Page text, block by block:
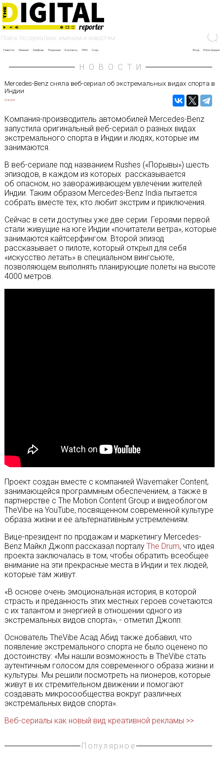
Новости Мнение Лайфхак Рецензии Контакты PRO О нас Вход Регистрация
НОВОСТИ
Mercedes-Benz сняла веб-сериал об экстремальных видах спорта в
Индии
01/05/2018
Компания-производитель автомобилей Mercedes-Benz
запустила оригинальный веб-сериал о разных видах
экстремального спорта в Индии и людях, которые им
занимаются.
В веб-сериале под названием Rushes («Порывы») шесть
эпизодов, в каждом из которых рассказывается
об опасном, но завораживающем увлечении жителей
Индии. Таким образом Mercedes-Benz India пытается
собрать вместе тех, кто любит экстрим и приключения.
Сейчас в сети доступны уже две серии. Героями первой
стали живущие на юге Индии «почитатели ветра», которые
занимаются кайтсерфингом. Второй эпизод
рассказывает о пилоте, который открыл для себя
«искусство летать» в специальном вингсьюте,
позволяющем выполнять планирующие полеты на высоте
4000 метров.
Проект создан вместе с компанией Wavemaker Content,
занимающейся программным обеспечением, а также в
партнерстве с The Motion Content Group и видеоблогом
TheVibe на YouTube, посвященном современной культуре
образа жизни и ее альтернативным устремлениям.
Вице-президент по продажам и маркетингу Mercedes-
Benz Майкл Джопп рассказал порталу The Drum, что идея
проекта заключалась в том, чтобы обратить всеобщее
внимание на эти прекрасные места в Индии и тех людей,
которые там живут.
«В основе очень эмоциональная история, в которой
страсть и преданность этих местных героев сочетаются
с их талантом и энергией в отношении одного из
экстремальных видов спорта», - отметил Джопп.
Основатель TheVibe Асад Абид также добавил, что
появление экстремального спорта не было оценено по
достоинству: «Мы нашли возможность в TheVibe стать
аутентичным голосом для современного образа жизни и
культуры. Мы решили посмотреть на пионеров, которые
живут в их стремительном движении и помогают
создавать микросообщества вокруг различных
экстремальных видов спорта».
Веб-сериалы как новый вид креативной рекламы >>
Популярное